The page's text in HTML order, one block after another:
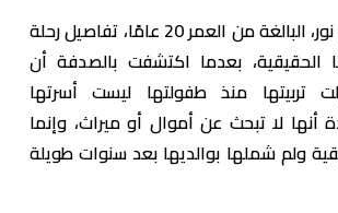
زعمت فتاة تدعى نور، البالغة من العمر 20 عامًا، تفاصيل رحلة
الحقيقية، بعدما اكتشفت بالصدفة أن
تربيتها منذ طفولتها ليست أسرتها
أنها لا تبحث عن أموال أو ميراث، وإنما
ولم شملها بوالديها بعد سنوات طويلة